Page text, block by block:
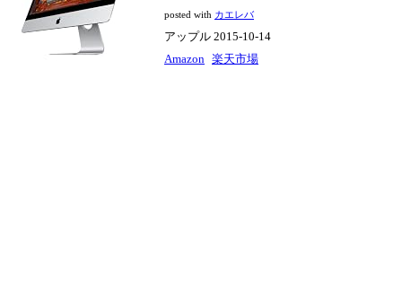
posted with カエレバ
アップル 2015-10-14
Amazon 楽天市場